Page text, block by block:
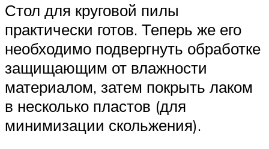
Стол для круговой пилы
практически готов. Теперь же его
необходимо подвергнуть обработке
защищающим от влажности
материалом, затем покрыть лаком
в несколько пластов (для
минимизации скольжения).